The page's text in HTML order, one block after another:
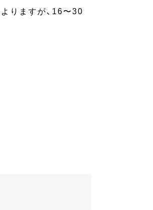
りますが、16〜30